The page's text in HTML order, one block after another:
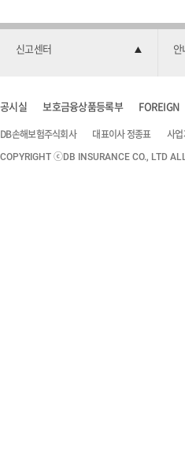
신고센터
공시실 보호금융상품등록부 FOREIGN
DB손해보험주식회사 대표이사 정종표 사
COPYRIGHT ⓒDB INSURANCE CO., LTD